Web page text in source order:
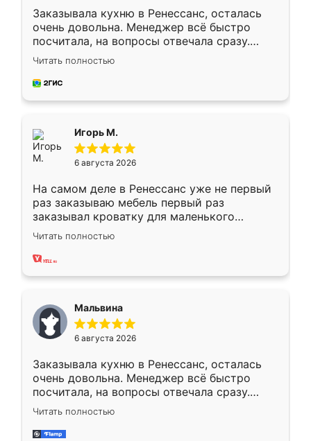
Заказывала кухню в Ренессанс, осталась
очень довольна. Менеджер всё быстро
посчитала, на вопросы отвечала сразу.
Замерщик приехал в субботу, подошёл к
делу со всей ответственностью. Собрали
за день, ребята работали аккуратно, даже
Читать полностью
Игорь М.
6 августа 2026
На самом деле в Ренессанс уже не первый
раз заказываю мебель первый раз
заказывал кроватку для маленького
ребёнка при его рождении ,во второй раз
заказал шкаф-купе. По качеству очень
хорошее сборка достаточно быстрая,
меньше, здесь же он более разнообразный.
Мне нравится ,если что-то потребуется из
мебели буду заказывать только здесь.
Читать полностью
Мальвина
6 августа 2026
Заказывала кухню в Ренессанс, осталась
очень довольна. Менеджер всё быстро
посчитала, на вопросы отвечала сразу.
Замерщик приехал в субботу, подошёл к
делу со всей ответственностью. Собрали
за день, ребята работали аккуратно, даже
Читать полностью